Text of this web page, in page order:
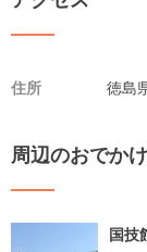
住所 徳島
周辺のおでか
国技